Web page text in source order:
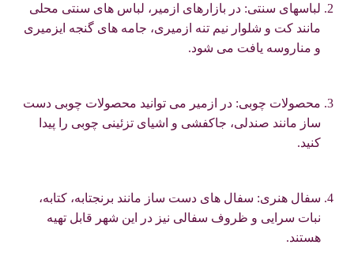
لباسهای سنتی: در بازارهای ازمیر، لباس های سنتی محلی
مانند کت و شلوار نیم تنه ازمیری، جامه های گنجه ایزمیری
و مناروسه یافت می شود.
محصولات چوبی: در ازمیر می توانید محصولات چوبی دست
ساز مانند صندلی، جاکفشی و اشیای تزئینی چوبی را پیدا
کنید.
سفال هنری: سفال های دست ساز مانند برنجتابه، کتابه،
نبات سرایی و ظروف سفالی نیز در این شهر قابل تهیه
هستند.